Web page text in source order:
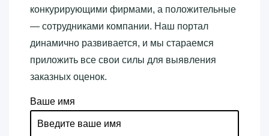
конкурирующими фирмами, а положительные
— сотрудниками компании. Наш портал
динамично развивается, и мы стараемся
приложить все свои силы для выявления
заказных оценок.
Ваше имя